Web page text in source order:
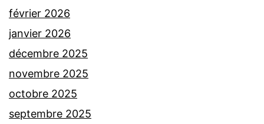
février 2026
janvier 2026
décembre 2025
novembre 2025
octobre 2025
septembre 2025